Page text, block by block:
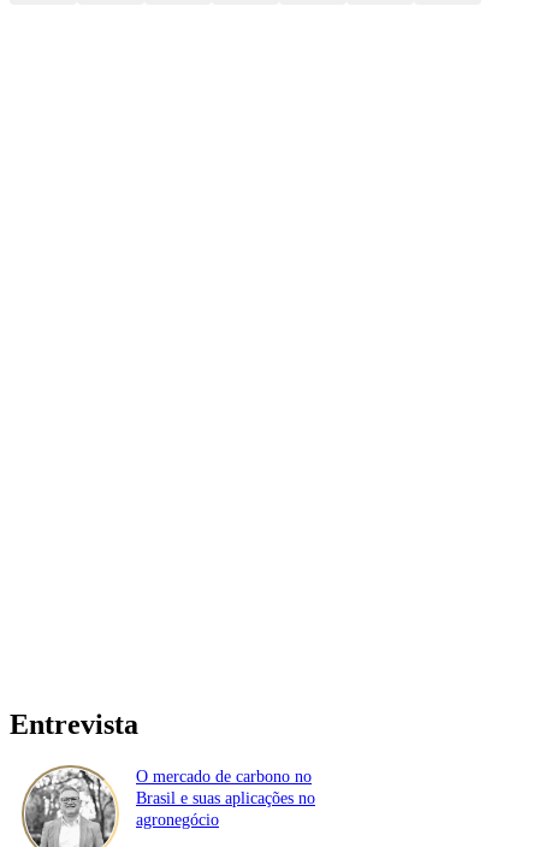
Entrevista
O mercado de carbono no
Brasil e suas aplicações no
agronegócio